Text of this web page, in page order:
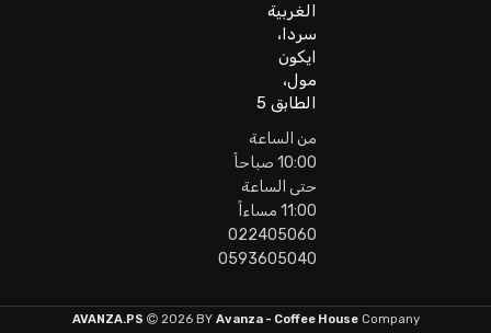
الغربية
سردا،
ايكون
مول،
الطابق 5
من الساعة
10:00 صباحاً
حتى الساعة
11:00 مساءاً
0593605040
AVANZA.PS 2026 BY Avanza - Coffee HouseCompany